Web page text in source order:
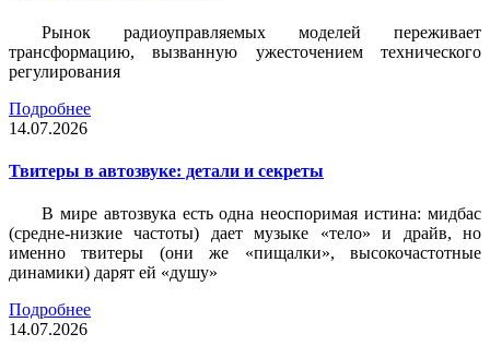
Рынок радиоуправляемых моделей переживает
трансформацию, вызванную ужесточением технического
регулирования
Подробнее
14.07.2026
Твитеры в автозвуке: детали и секреты
В мире автозвука есть одна неоспоримая истина: мидбас
(средне-низкие частоты) дает музыке «тело» и драйв, но
именно твитеры (они же «пищалки», высокочастотные
динамики) дарят ей «душу»
Подробнее
14.07.2026